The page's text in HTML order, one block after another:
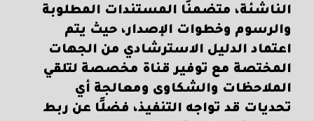
الناشئة، متضمنًا المستندات المطلوبة
والرسوم وخطوات الإصدار، حيث يتم
اعتماد الدليل الاسترشادي من الجهات
المختصة مع توفير قناة مخصصة لتلقي
الملاحظات والشكاوى ومعالجة أي
تحديات قد تواجه التنفيذ، فضلًا عن ربط